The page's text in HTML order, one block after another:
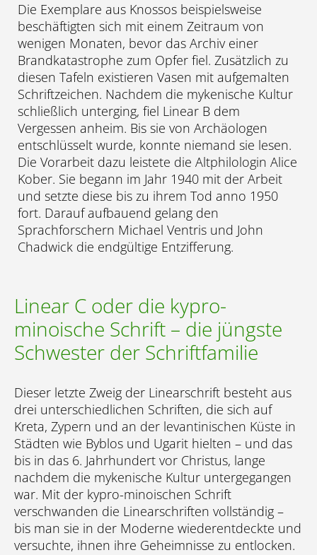
Die Exemplare aus Knossos beispielsweise
beschäftigten sich mit einem Zeitraum von
wenigen Monaten, bevor das Archiv einer
Brandkatastrophe zum Opfer fiel. Zusätzlich zu
diesen Tafeln existieren Vasen mit aufgemalten
Schriftzeichen. Nachdem die mykenische Kultur
schließlich unterging, fiel Linear B dem
Vergessen anheim. Bis sie von Archäologen
entschlüsselt wurde, konnte niemand sie lesen.
Die Vorarbeit dazu leistete die Altphilologin Alice
Kober. Sie begann im Jahr 1940 mit der Arbeit
und setzte diese bis zu ihrem Tod anno 1950
fort. Darauf aufbauend gelang den
Sprachforschern Michael Ventris und John
Chadwick die endgültige Entzifferung.
Linear C oder die kypro-
minoische Schrift – die jüngste
Schwester der Schriftfamilie
Dieser letzte Zweig der Linearschrift besteht aus
drei unterschiedlichen Schriften, die sich auf
Kreta, Zypern und an der levantinischen Küste in
Städten wie Byblos und Ugarit hielten – und das
bis in das 6. Jahrhundert vor Christus, lange
nachdem die mykenische Kultur untergegangen
war. Mit der kypro-minoischen Schrift
verschwanden die Linearschriften vollständig –
bis man sie in der Moderne wiederentdeckte und
versuchte, ihnen ihre Geheimnisse zu entlocken.